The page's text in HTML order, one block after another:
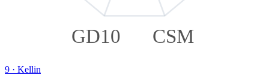
CSM
GD10
9 · Kellin